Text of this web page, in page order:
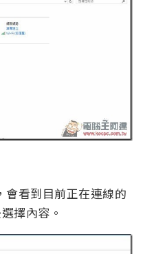
看到目前正在連線的
擇內容。